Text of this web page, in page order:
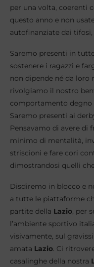
per una volta, coerenti
questo anno e non
autofinanziate dai
Saremo presenti in
sostenere i ragazzi e
non dipende né da loro
rivolgiamo il nostro
comportamento degno
Saremo presenti ai
Pensavamo di avere di
minimo di mentalità,
striscioni e fare cori
dimostrandosi quelli
Disdiremo in blocco e
a tutte le piattaforme
partite della Lazio, per
l’ambiente sportivo
visivamente, sul
amata Lazio. Ci
casalinghe della nostra